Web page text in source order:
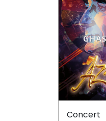
Concert